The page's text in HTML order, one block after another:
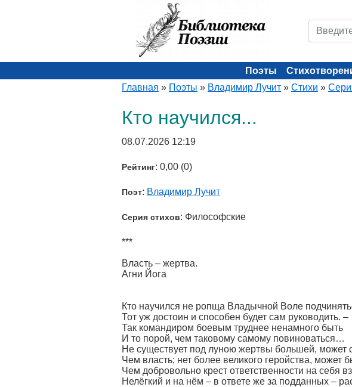
Поэты
Главная » Поэты » Владимир Лучит » Стихи »
Кто научился...
08.07.2026 12:19
Рейтинг: 0,00 (0)
Поэт: Владимир Лучит
Серия стихов: Философские
***
Власть – жертва.
Агни Йога
Кто научился не ропща Владычной Воле
Тот уж достоин и способен будет сам руководить. –
Так командиром боевым труднее ненамного быть
И то порой, чем таковому самому повиноваться…
Не существует под луною жертвы большей, может
Чем власть; нет более великого геройства, может
Чем добровольно крест ответственности на себя
Нелёгкий и на нём – в ответе же за подданных –